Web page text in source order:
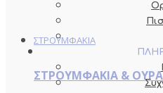
ΣΤΡΟΥΜΦΑΚΙΑ
ΣΤΡΟΥΜΦΑΚΙΑ &